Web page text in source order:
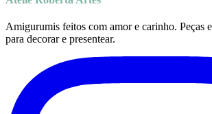
Amigurumis feitos com amor e carinho. Peças
para decorar e presentear.